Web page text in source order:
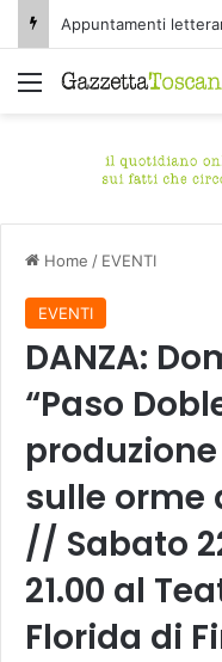
Appuntamenti
Menu
Home / EVENTI
EVENTI
DANZA:
“Paso
sulle orme
// Sabato
21.00 al
Florida di